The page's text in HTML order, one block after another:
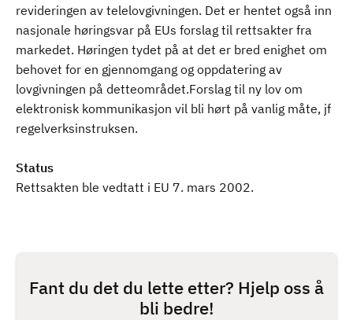
revideringen av telelovgivningen. Det er hentet også inn
nasjonale høringsvar på EUs forslag til rettsakter fra
markedet. Høringen tydet på at det er bred enighet om
behovet for en gjennomgang og oppdatering av
lovgivningen på detteområdet.Forslag til ny lov om
elektronisk kommunikasjon vil bli hørt på vanlig måte, jf
regelverksinstruksen.
Status
Rettsakten ble vedtatt i EU 7. mars 2002.
Fant du det du lette etter? Hjelp oss å
bli bedre!